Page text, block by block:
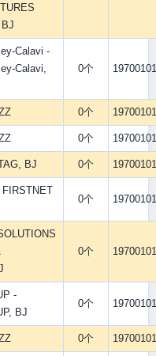
Calavi -
Calavi,
0个 19700101
0个 19700101
0个 19700101
BJ 0个 19700101
FIRSTNET
0个 19700101
0个 19700101
-
BJ
0个 19700101
0个 19700101